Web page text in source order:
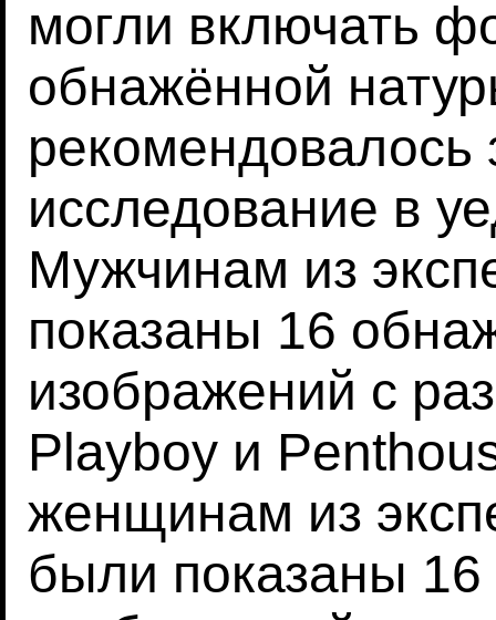
могли включать
обнажённой
рекомендовалось
исследование в
Мужчинам из
показаны 16
изображений с
Playboy и
женщинам из
были показаны